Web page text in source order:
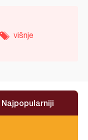
višnje
Najpopularniji